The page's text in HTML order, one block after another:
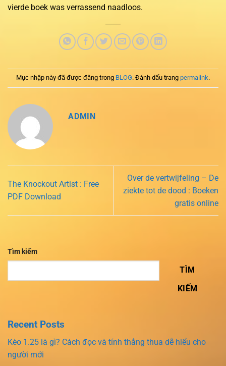
vierde boek was verrassend naadloos.
Mục nhập này đã được đăng trong BLOG. Đánh dấu trang permalink.
ADMIN
The Knockout Artist : Free
PDF Download
Over de vertwijfeling – De
ziekte tot de dood : Boeken
gratis online
Tìm kiếm
TÌM
KIẾM
Recent Posts
Kèo 1.25 là gì? Cách đọc và tính thắng thua dễ hiểu cho
người mới